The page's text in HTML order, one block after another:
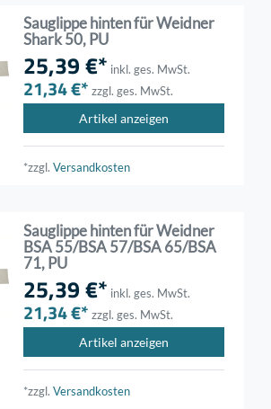
Sauglippe hinten für Weidner
Shark 50, PU
25,39 €* inkl. ges. MwSt.
21,34 €* zzgl. ges. MwSt.
Artikel anzeigen
*zzgl.Versandkosten
Sauglippe hinten für Weidner
BSA 55/BSA 57/BSA 65/BSA
71, PU
25,39 €* inkl. ges. MwSt.
21,34 €* zzgl. ges. MwSt.
Artikel anzeigen
*zzgl.Versandkosten